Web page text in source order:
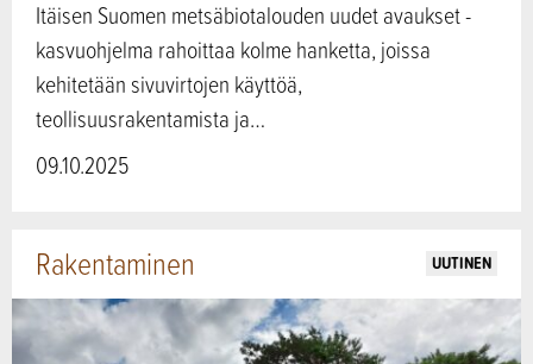
Itäisen Suomen metsäbiotalouden uudet avaukset -
kasvuohjelma rahoittaa kolme hanketta, joissa
kehitetään sivuvirtojen käyttöä,
teollisuusrakentamista ja…
09.10.2025
Rakentaminen UUTINEN